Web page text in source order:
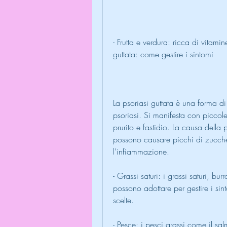
- Frutta e verdura: ricca di
guttata: come gestire i sintomi
La psoriasi guttata è una forma
psoriasi. Si manifesta con
prurito e fastidio. La causa della
possono causare picchi di
l'infiammazione.
- Grassi saturi: i grassi saturi,
possono adottare per gestire i
scelte.
- Pesce: i pesci grassi come il